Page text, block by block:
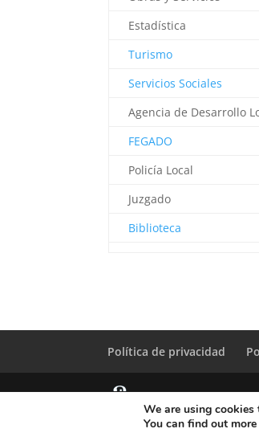
Estadística
Turismo
Servicios Sociales
Agencia de Desarrollo
FEGADO
Policía Local
Juzgado
Biblioteca
Política de privacidad
© Copyright Servicio de
We are using cookies
You can find out